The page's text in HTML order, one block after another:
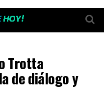
Trotta
de diálogo y